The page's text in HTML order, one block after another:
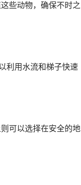
些动物，确保不时之
利用水流和梯子快速
可以选择在安全的地